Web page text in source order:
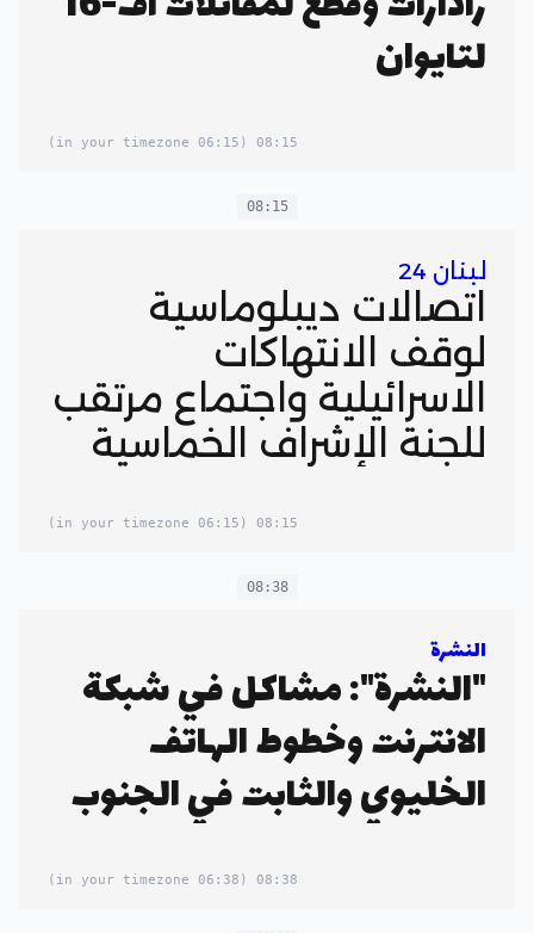
لتايوان
08:15
(06:15 in your timezone)
08:15
لبنان 24
اتصالات ديبلوماسية
لوقف الانتهاكات
الاسرائيلية واجتماع مرتقب
للجنة الإشراف الخماسية
08:15
(06:15 in your timezone)
08:38
النشرة
"النشرة": مشاكل في شبكة
الانترنت وخطوط الهاتف
الخليوي والثابت في الجنوب
08:38
(06:38 in your timezone)